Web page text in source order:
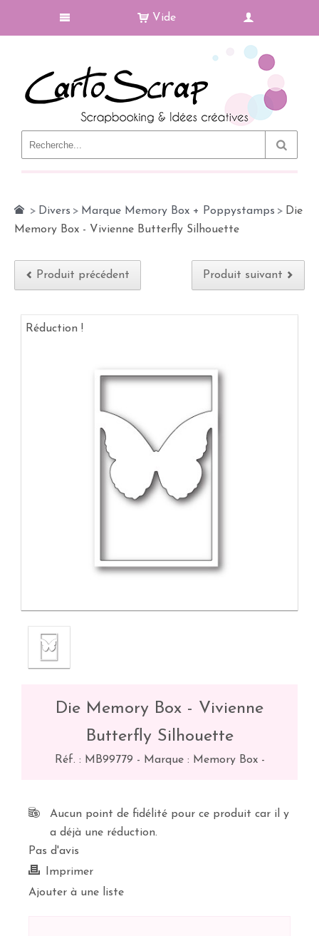
Vide
> Divers > Marque Memory Box + Poppystamps > Die
Memory Box - Vivienne Butterfly Silhouette
Produit précédent Produit suivant
Réduction !
Die Memory Box - Vivienne
Butterfly Silhouette
Réf. : MB99779 - Marque : Memory Box -
Aucun point de fidélité pour ce produit car il y
a déjà une réduction.
Pas d'avis
Imprimer
Ajouter à une liste